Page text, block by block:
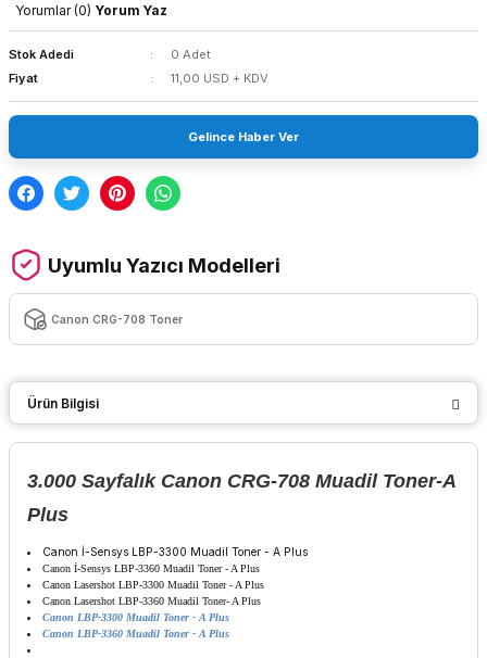
Yorumlar (0) Yorum Yaz
Stok Adedi
0 Adet
Fiyat
11,00 USD + KDV
Gelince Haber Ver
Uyumlu Yazıcı Modelleri
Canon CRG-708 Toner
Ürün Bilgisi
3.000 SayfalıkCanon CRG-708 Muadil Toner-A
Plus
Canon İ-Sensys LBP-3300 Muadil Toner - A Plus
Canon İ-Sensys LBP-3360 Muadil Toner - A Plus
Canon Lasershot LBP-3300 Muadil Toner - A Plus
Canon Lasershot LBP-3360 Muadil Toner- A Plus
Canon LBP-3300 Muadil Toner - A Plus
Canon LBP-3360 Muadil Toner - A Plus